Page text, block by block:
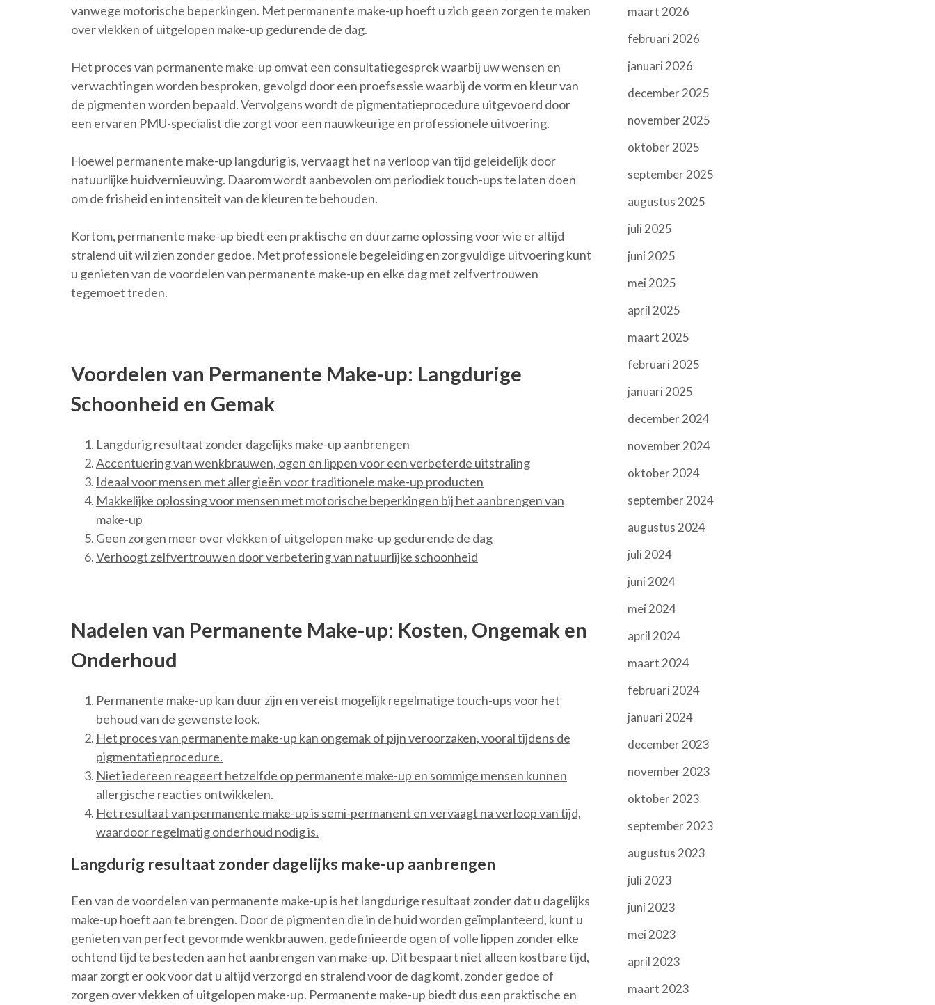
vanwege motorische beperkingen. Met permanente make-up hoeft u zich geen zorgen te maken
over vlekken of uitgelopen make-up gedurende de dag.
Het proces van permanente make-up omvat een consultatiegesprek waarbij uw wensen en
verwachtingen worden besproken, gevolgd door een proefsessie waarbij de vorm en kleur van
de pigmenten worden bepaald. Vervolgens wordt de pigmentatieprocedure uitgevoerd door
een ervaren PMU-specialist die zorgt voor een nauwkeurige en professionele uitvoering.
Hoewel permanente make-up langdurig is, vervaagt het na verloop van tijd geleidelijk door
natuurlijke huidvernieuwing. Daarom wordt aanbevolen om periodiek touch-ups te laten doen
om de frisheid en intensiteit van de kleuren te behouden.
Kortom, permanente make-up biedt een praktische en duurzame oplossing voor wie er altijd
stralend uit wil zien zonder gedoe. Met professionele begeleiding en zorgvuldige uitvoering kunt
u genieten van de voordelen van permanente make-up en elke dag met zelfvertrouwen
tegemoet treden.
Voordelen van Permanente Make-up: Langdurige
Schoonheid en Gemak
Langdurig resultaat zonder dagelijks make-up aanbrengen
Accentuering van wenkbrauwen, ogen en lippen voor een verbeterde uitstraling
Ideaal voor mensen met allergieën voor traditionele make-up producten
Makkelijke oplossing voor mensen met motorische beperkingen bij het aanbrengen van
make-up
Geen zorgen meer over vlekken of uitgelopen make-up gedurende de dag
Verhoogt zelfvertrouwen door verbetering van natuurlijke schoonheid
Nadelen van Permanente Make-up: Kosten, Ongemak en
Onderhoud
Permanente make-up kan duur zijn en vereist mogelijk regelmatige touch-ups voor het
behoud van de gewenste look.
Het proces van permanente make-up kan ongemak of pijn veroorzaken, vooral tijdens de
pigmentatieprocedure.
Niet iedereen reageert hetzelfde op permanente make-up en sommige mensen kunnen
allergische reacties ontwikkelen.
Het resultaat van permanente make-up is semi-permanent en vervaagt na verloop van tijd,
waardoor regelmatig onderhoud nodig is.
Langdurig resultaat zonder dagelijks make-up aanbrengen
Een van de voordelen van permanente make-up is het langdurige resultaat zonder dat u dagelijks
make-up hoeft aan te brengen. Door de pigmenten die in de huid worden geïmplanteerd, kunt u
genieten van perfect gevormde wenkbrauwen, gedefinieerde ogen of volle lippen zonder elke
ochtend tijd te besteden aan het aanbrengen van make-up. Dit bespaart niet alleen kostbare tijd,
maar zorgt er ook voor dat u altijd verzorgd en stralend voor de dag komt, zonder gedoe of
zorgen over vlekken of uitgelopen make-up. Permanente make-up biedt dus een praktische en
maart 2026
februari 2026
januari 2026
december 2025
november 2025
oktober 2025
september 2025
augustus 2025
juli 2025
juni 2025
mei 2025
april 2025
maart 2025
februari 2025
januari 2025
december 2024
november 2024
oktober 2024
september 2024
augustus 2024
juli 2024
juni 2024
mei 2024
april 2024
maart 2024
februari 2024
januari 2024
december 2023
november 2023
oktober 2023
september 2023
augustus 2023
juli 2023
juni 2023
mei 2023
april 2023
maart 2023